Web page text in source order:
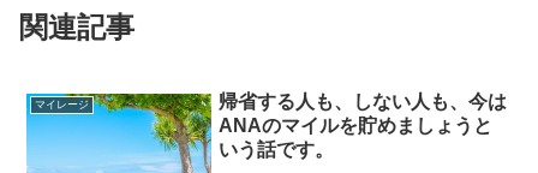
関連記事
マイレージ
帰省する人も、しない人も、今は
ANAのマイルを貯めましょうと
いう話です。